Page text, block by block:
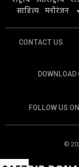
साहित्य मनोरंजन
CONTACT US
DOWNLOAD
FOLLOW US ON
©